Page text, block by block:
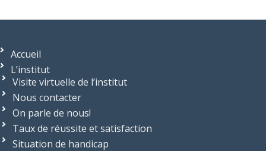
Accueil
L’institut
Visite virtuelle de l’institut
Nous contacter
On parle de nous!
Taux de réussite et satisfaction
Situation de handicap